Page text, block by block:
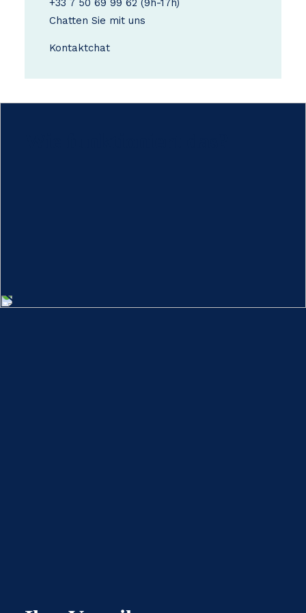
+33 7 50 69 99 62 (9h-17h)
Chatten Sie mit uns
Kontaktchat